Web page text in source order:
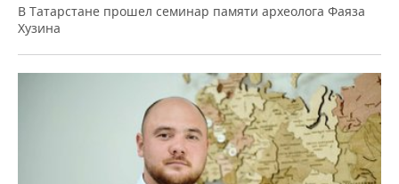
В Татарстане прошел семинар памяти археолога Фаяза
Хузина